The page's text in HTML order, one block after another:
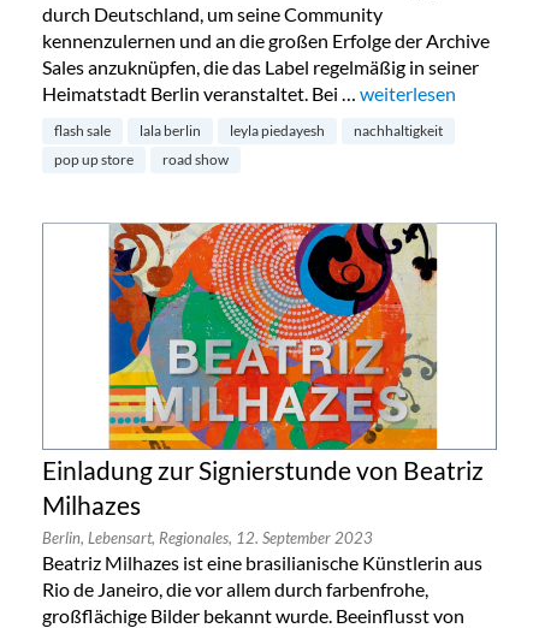
durch Deutschland, um seine Community
kennenzulernen und an die großen Erfolge der Archive
Sales anzuknüpfen, die das Label regelmäßig in seiner
Heimatstadt Berlin veranstaltet. Bei … „lala Berlin begibt
weiterlesen
flash sale lala berlin leyla piedayesh
nachhaltigkeit
pop up store
road show
Einladung zur Signierstunde von Beatriz
Milhazes
Berlin, Lebensart, Regionales, 12. September 2023
Beatriz Milhazes ist eine brasilianische Künstlerin aus
Rio de Janeiro, die vor allem durch farbenfrohe,
großflächige Bilder bekannt wurde. Beeinflusst von